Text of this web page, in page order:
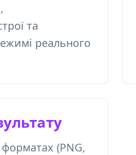
та
реального
(PNG,